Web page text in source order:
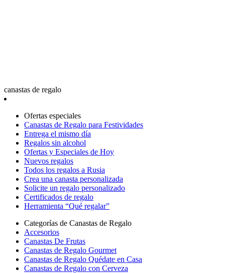
canastas de regalo
Ofertas especiales
Canastas de Regalo para Festividades
Entrega el mismo día
Regalos sin alcohol
Ofertas y Especiales de Hoy
Nuevos regalos
Todos los regalos a Rusia
Crea una canasta personalizada
Solicite un regalo personalizado
Certificados de regalo
Herramienta “Qué regalar”
Categorías de Canastas de Regalo
Accesorios
Canastas De Frutas
Canastas de Regalo Gourmet
Canastas de Regalo Quédate en Casa
Canastas de Regalo con Cerveza